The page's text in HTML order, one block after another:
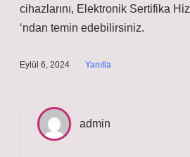
cihazlarını, Elektronik Sertifika
‘ndan temin edebilirsiniz.
Eylül 6, 2024 Yanıtla
admin